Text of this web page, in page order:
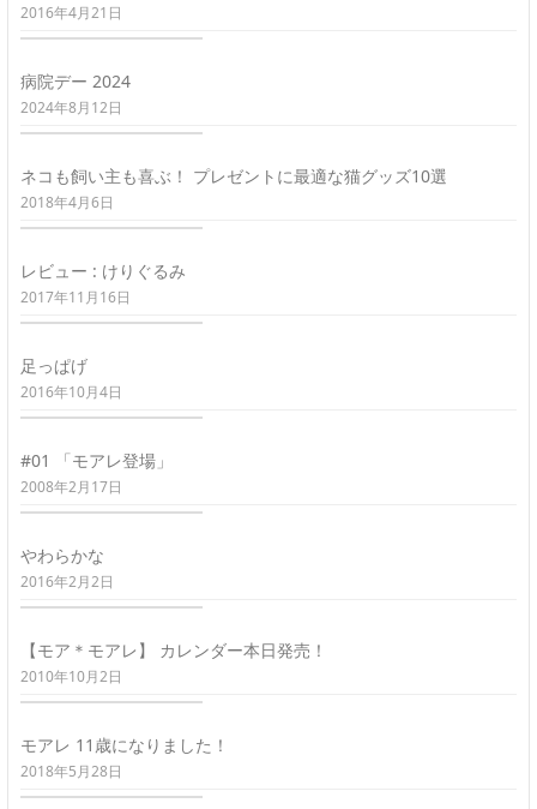
2016年4月21日
病院デー 2024
2024年8月12日
ネコも飼い主も喜ぶ！ プレゼントに最適な猫グッズ10選
2018年4月6日
レビュー : けりぐるみ
2017年11月16日
足っぱげ
2016年10月4日
#01 「モアレ登場」
2008年2月17日
やわらかな
2016年2月2日
【モア＊モアレ】 カレンダー本日発売！
2010年10月2日
モアレ 11歳になりました！
2018年5月28日